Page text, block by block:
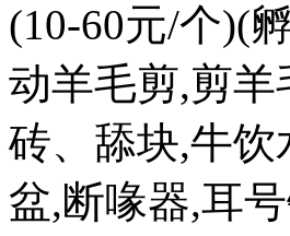
(10-60元/个)(
动羊毛剪,剪
砖、舔块,牛饮
盆,断喙器,耳